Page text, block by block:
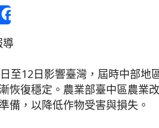
至12日影響臺灣，屆時中部地
恢復穩定。農業部臺中區農業
備，以降低作物受害與損失。